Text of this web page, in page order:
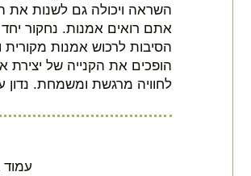
השראה ויכולה גם לשנות את
אתם רואים אמנות. נחקור
הסיבות לרכוש אמנות מקורית
הופכים את הקנייה של יצירת
לחוויה מרגשת ומשמחת. נדון
עמוד 1 מתוך 4